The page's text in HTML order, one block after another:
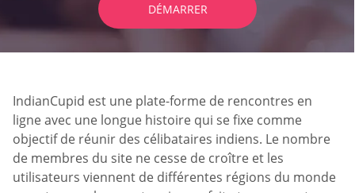
DÉMARRER
IndianCupid est une plate-forme de rencontres en
ligne avec une longue histoire qui se fixe comme
objectif de réunir des célibataires indiens. Le nombre
de membres du site ne cesse de croître et les
utilisateurs viennent de différentes régions du monde